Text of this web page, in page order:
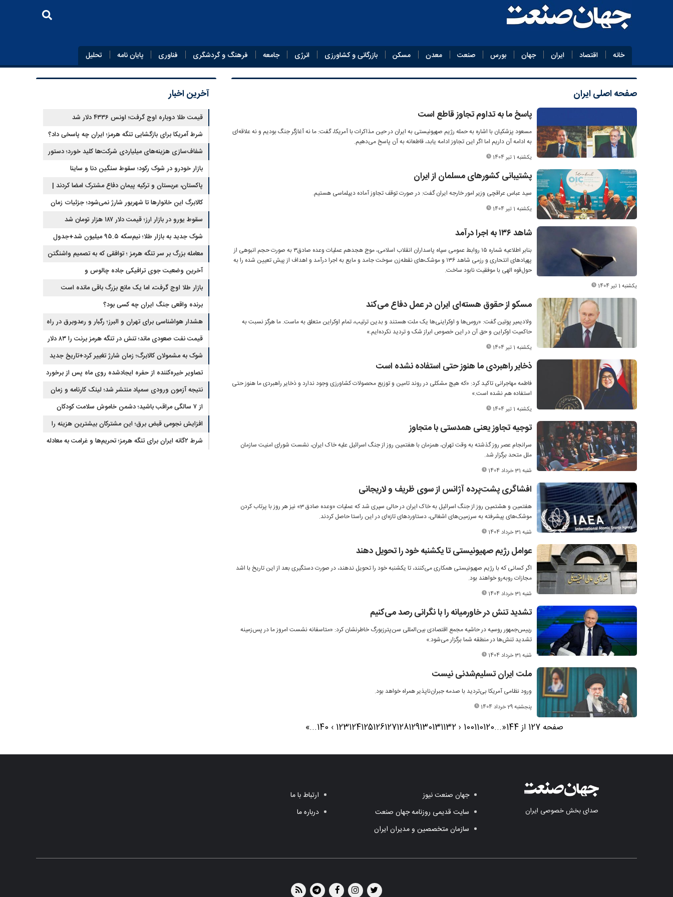
خانه اقتصاد ایران جهان بورس صنعت معدن مسکن بازرگانی و کشاورزی انرژی جامعه فرهنگ و گردشگری فناوری پایان‌ نامه تحلیل
صفحه اصلیایران
پاسخ ما به تداوم تجاوز قاطع است
مسعود پزشکیان با اشاره به حمله رژیم صهیونیستی به ایران در حین مذاکرات با آمریکا، گفت: ما نه آغازگر جنگ بودیم و نه علاقه‌ای
به ادامه آن داریم اما اگر این تجاوز ادامه یابد، قاطعانه به آن پاسخ می‌دهیم.
یکشنبه 1 تیر 1404
پشتیبانی کشورهای مسلمان از ایران
سید عباس عراقچی وزیر امور خارجه ایران گفت: در صورت توقف تجاوز آماده‌ دیپلماسی هستیم.
یکشنبه 1 تیر 1404
شاهد ۱۳۶ به اجرا درآمد
بنابر اطلاعیه شماره ۱۵ روابط عمومی سپاه پاسداران انقلاب اسلامی، موج هجدهم عملیات وعده صادق۳ به صورت حجم انبوهی از
پهپادهای انتحاری و رزمی شاهد ۱۳۶ و موشک‌های نقطه‌زن سوخت جامد و مایع به اجرا درآمد و اهداف از پیش تعیین شده را به
حول‌قوه الهی با موفقیت نابود ساخت.
یکشنبه 1 تیر 1404
مسکو از حقوق هسته‌ای ایران در عمل دفاع می‌کند
ولادیمیر پوتین گفت: «روس‌ها و اوکراینی‌ها یک ملت هستند و بدین ترتیب، تمام اوکراین متعلق به ماست. ما هرگز نسبت به
حاکمیت اوکراین و حق آن در این خصوص ابراز شک و تردید نکرده‌ایم.»
یکشنبه 1 تیر 1404
ذخایر راهبردی ما هنوز حتی استفاده نشده است
فاطمه مهاجرانی تاکید کرد: «که هیچ مشکلی در روند تامین و توزیع محصولات کشاورزی وجود ندارد و ذخایر راهبردی ما هنوز حتی
استفاده هم نشده است.»
یکشنبه 1 تیر 1404
توجیه تجاوز یعنی همدستی با متجاوز
سرانجام عصر روز گذشته به وقت تهران، همزمان با هفتمین روز از جنگ اسرائیل علیه خاک ایران، نشست شورای امنیت سازمان
ملل متحد برگزار شد.
شنبه 31 خرداد 1404
افشاگری پشت‌پرده آژانس از سوی ظریف و لاریجانی
هفتمین و هشتمین روز از جنگ اسرائیل به خاک ایران در حالی سپری شد که عملیات «وعده صادق 3» نیز هر روز با پرتاب کردن
موشک‌های پیشرفته به سرزمین‌های اشغالی، دستاوردهای تازه‌ای در این راستا حاصل کردند.
شنبه 31 خرداد 1404
عوامل رژیم صهیونیستی تا یکشنبه خود را تحویل دهند
اگر کسانی که با رژیم صهیونیستی همکاری می‌کنند، تا یکشنبه خود را تحویل ندهند، در صورت دستگیری بعد از این تاریخ با اشد
مجازات روبه‌رو خواهند بود.
شنبه 31 خرداد 1404
تشدید تنش در خاورمیانه را با نگرانی رصد می‌کنیم
رییس‌جمهور روسیه در حاشیه مجمع اقتصادی بین‌المللی سن‌پترزبورگ خاطرنشان کرد: «متاسفانه نشست امروز ما در پس‌زمینه
تشدید تنش‌ها در منطقه شما برگزار می‌شود.»
شنبه 31 خرداد 1404
ملت ایران تسلیم‌شدنی نیست
ورود نظامی آمریکا بی‌تردید با صدمه جبران‌ناپذیر همراه خواهد بود.
پنجشنبه 29 خرداد 1404
صفحه 127 از 144 «
...
100110120
‹
123124125126127128129130131132
›
140
...
»
آخرین اخبار
قیمت طلا دوباره اوج گرفت؛ اونس ۴۳۳۶ دلار شد
شرط آمریکا برای بازگشایی تنگه هرمز؛ ایران چه پاسخی داد؟
شفاف‌سازی هزینه‌های میلیاردی شرکت‌ها کلید خورد؛ دستور
جدید سازمان بورس
بازار خودرو در شوک رکود؛ سقوط سنگین دنا و ساینا
پاکستان، عربستان و ترکیه پیمان دفاع مشترک امضا کردند |
ایران و اسرائیل در سایه پیمان جدید منطقه‌ای
کالابرگ این خانوارها تا شهریور شارژ نمی‌شود؛ جزئیات زمان
جدید
سقوط یورو در بازار ارز؛ قیمت دلار ۱۸۷ هزار تومان شد
شوک جدید به بازار طلا؛ نیم‌سکه ۹۵.۵ میلیون شد+جدول
معامله بزرگ بر سر تنگه هرمز ؛ توافقی که به تصمیم واشنگتن
وابسته است
آخرین وضعیت جوی ترافیکی جاده چالوس و
هراز+محورهای مسدود
بازار طلا اوج گرفت، اما یک مانع بزرگ باقی مانده است
برنده واقعی جنگ ایران چه کسی بود؟
هشدار هواشناسی برای تهران و البرز؛ رگبار و رعدوبرق در راه
است
قیمت نفت صعودی ماند؛ تنش در تنگه هرمز برنت را ۸۳ دلار
کردشوک به مشمولان کالابرگ؛ زمان شارژ تغییر کرد+تاریخ جدید
تصاویر خیره‌کننده از حفره ایجادشده روی ماه پس از برخورد
موشک فالکون ۹
نتیجه آزمون ورودی سمپاد منتشر شد؛ لینک کارنامه و زمان
ثبت‌ناماز ۷ سالگی مراقب باشید؛ دشمن خاموش سلامت کودکان
شناسایی شد
افزایش نجومی قبض برق؛ این مشترکان بیشترین هزینه را
می‌پردازندشرط ۲گانه ایران برای تنگه هرمز؛ تحریم‌ها و غرامت به معادله
صدای بخش خصوصی ایران
جهان صنعت نیوز
سایت قدیمی روزنامه جهان صنعت
سازمان متخصصین و مدیران ایران
ارتباط با ما
درباره ما